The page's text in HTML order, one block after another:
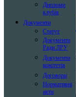
Дипломи
клубів
Документи
Статут
Документи
Ради ЛРУ
Документи
комітетів
Договори
Нормативні
акти